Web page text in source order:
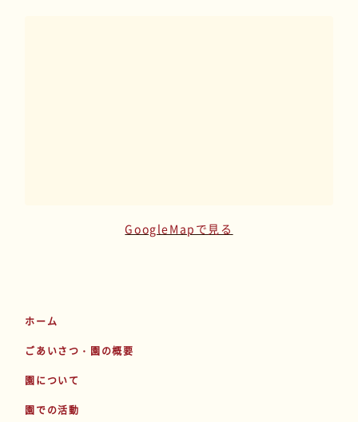
GoogleMapで見る
ホーム
ごあいさつ・園の概要
園について
園での活動